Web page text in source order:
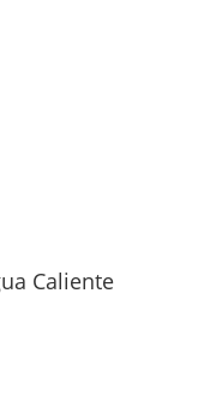
Caliente